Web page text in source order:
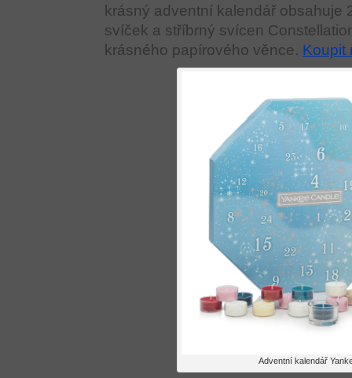
krásný adventní kalendář obsahuje
svíček a stříbrný svícen
krásného papírového věnce. Koupit
Adventní kalendář